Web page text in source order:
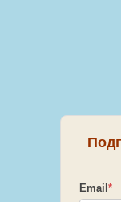
Email *